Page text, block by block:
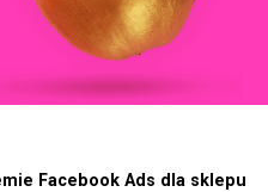
Facebook Ads dla sklepu